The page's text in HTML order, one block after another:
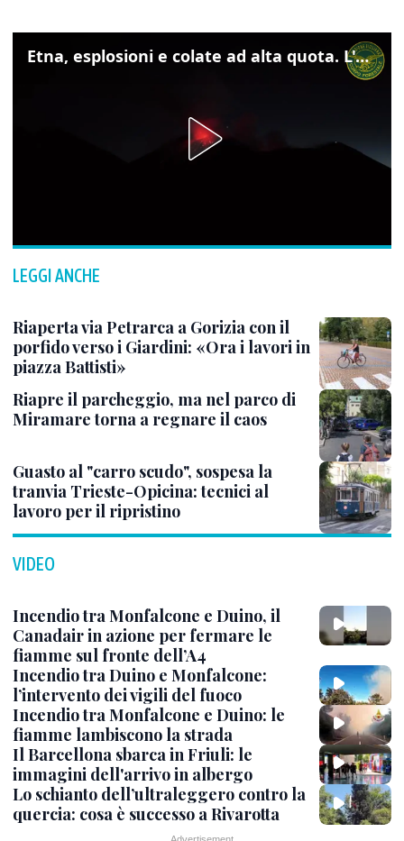
Etna, esplosioni e colate ad alta quota. L'aeroporto di Catania verso la normalità
LEGGI ANCHE
Riaperta via Petrarca a Gorizia con il
porfido verso i Giardini: «Ora i lavori in
piazza Battisti»
Riapre il parcheggio, ma nel parco di
Miramare torna a regnare il caos
Guasto al "carro scudo", sospesa la
tranvia Trieste-Opicina: tecnici al
lavoro per il ripristino
VIDEO
Incendio tra Monfalcone e Duino, il
Canadair in azione per fermare le
fiamme sul fronte dell’A4
Incendio tra Duino e Monfalcone:
l’intervento dei vigili del fuoco
Incendio tra Monfalcone e Duino: le
fiamme lambiscono la strada
Il Barcellona sbarca in Friuli: le
immagini dell'arrivo in albergo
Lo schianto dell’ultraleggero contro la
quercia: cosa è successo a Rivarotta